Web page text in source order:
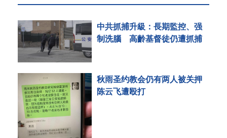
中共抓捕升級：長期監控、强
制洗腦 高齡基督徒仍遭抓捕
秋雨圣约教会仍有两人被关押
陈云飞遭殴打